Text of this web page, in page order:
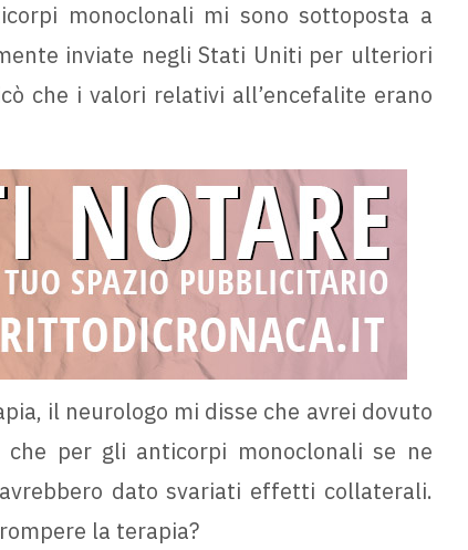
monoclonali mi sono sottoposta a
inviate negli Stati Uniti per ulteriori
che i valori relativi all’encefalite erano
il neurologo mi disse che avrei dovuto
per gli anticorpi monoclonali se ne
dato svariati effetti collaterali.
la terapia?